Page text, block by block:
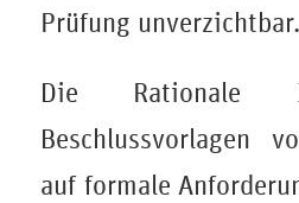
Prüfung unverzichtbar.
Die Rationale
Beschlussvorlagen
auf formale